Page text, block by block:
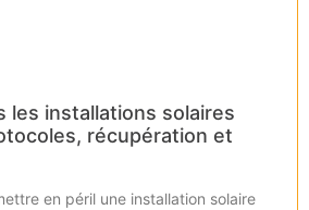
les installations solaires
récupération et
en péril une installation solaire